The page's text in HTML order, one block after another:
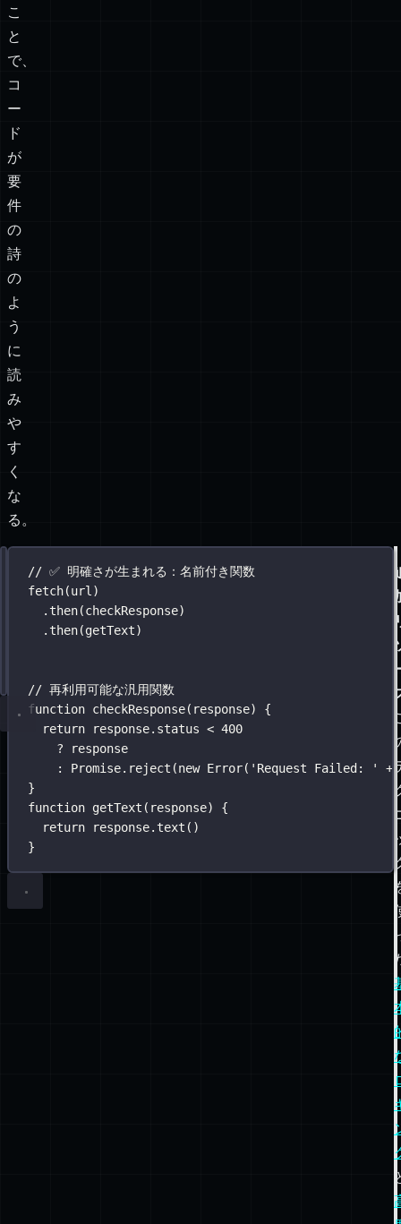
こ
と
で、
コ
ー
ド
が
要
件
の
詩
の
よ
う
に
読
み
や
す
く
な
る。
// ❌ 無名のインライン関数を使う 💩
fetch(url)
then(response => response.status
? response
解
策：
// ✅ 明確さが生まれる：名前付き関数
fetch(url)
. then(checkResponse)
. then(getText)
// 再利用可能な汎用関数
function checkResponse( response) {
return response.status < 400
? response
:
Promise. reject (new Error( ' Request Failed: ' +
}
function getText ( response) {
return response. text ()
}